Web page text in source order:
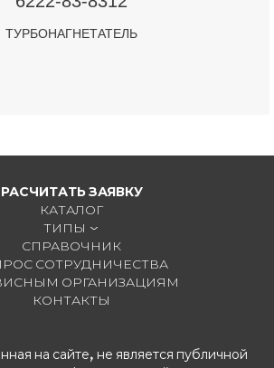
ТУРБОНАГНЕТАТЕЛЬ
РАСЧИТАТЬ ЗАЯВКУ
КАТАЛОГ
ТИПЫ
СПРАВОЧНИК
СОТРУДНИЧЕСТВА
ОРГАНИЗАЦИЯМ
КОНТАКТЫ
на сайте, не является публичной